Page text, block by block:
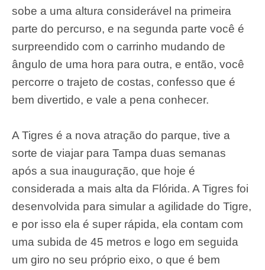
sobe a uma altura considerável na primeira
parte do percurso, e na segunda parte você é
surpreendido com o carrinho mudando de
ângulo de uma hora para outra, e então, você
percorre o trajeto de costas, confesso que é
bem divertido, e vale a pena conhecer.
A Tigres é a nova atração do parque, tive a
sorte de viajar para Tampa duas semanas
após a sua inauguração, que hoje é
considerada a mais alta da Flórida. A Tigres foi
desenvolvida para simular a agilidade do Tigre,
e por isso ela é super rápida, ela contam com
uma subida de 45 metros e logo em seguida
um giro no seu próprio eixo, o que é bem